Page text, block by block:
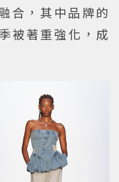
合，其中品牌的
被著重強化，成